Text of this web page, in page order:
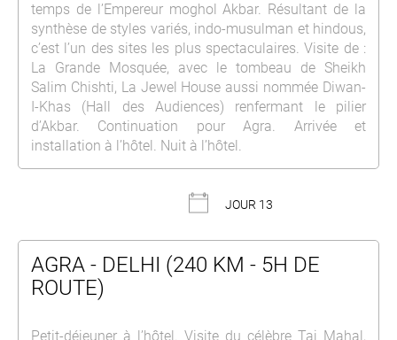
temps de l’Empereur moghol Akbar. Résultant de la
synthèse de styles variés, indo-musulman et hindous,
c’est l’un des sites les plus spectaculaires. Visite de :
La Grande Mosquée, avec le tombeau de Sheikh
Salim Chishti, La Jewel House aussi nommée Diwan-
I-Khas (Hall des Audiences) renfermant le pilier
d’Akbar. Continuation pour Agra. Arrivée et
installation à l’hôtel. Nuit à l’hôtel.
JOUR 13
AGRA - DELHI (240 KM - 5H DE
ROUTE)
Petit-déjeuner à l’hôtel. Visite du célèbre Taj Mahal,